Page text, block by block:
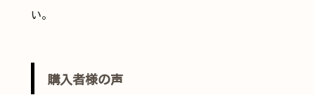
い。
購入者様の声